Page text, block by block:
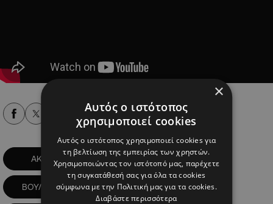
Alpha Podcasts
ΑΚΕΛ ΑΜΕΣΗ ΔΗΜΟΚΡΑΤΙΑ
ΒΟΥΛΕΥΤΙΚΕΣ ΕΚΛΟΓΕΣ
×
Αυτός ο ιστότοπος
χρησιμοποιεί cookies
Αυτός ο ιστότοπος χρησιμοποιεί cookies για
τη βελτίωση της εμπειρίας των χρηστών.
Χρησιμοποιώντας τον ιστότοπό μας, παρέχετε
τη συγκατάθεσή σας για όλα τα cookies
σύμφωνα με την Πολιτική μας για τα cookies.
Διαβάστε περισσότερα